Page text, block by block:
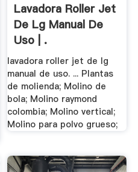
Lavadora Roller Jet
De Lg Manual De
Uso | .
lavadora roller jet de lg
manual de uso. ... Plantas
de molienda; Molino de
bola; Molino raymond
colombia; Molino vertical;
Molino para polvo grueso;